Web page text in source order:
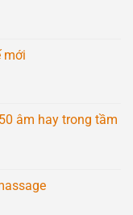
₫
mới
âm hay trong tầm